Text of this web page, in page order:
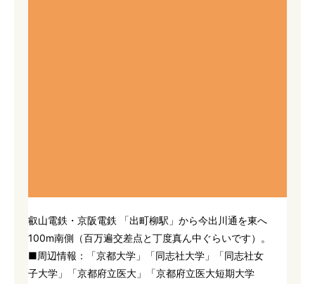
叡山電鉄・京阪電鉄 「出町柳駅」から今出川通を東へ
100m南側（百万遍交差点と丁度真ん中ぐらいです）。
■周辺情報：「京都大学」「同志社大学」「同志社女
子大学」「京都府立医大」「京都府立医大短期大学